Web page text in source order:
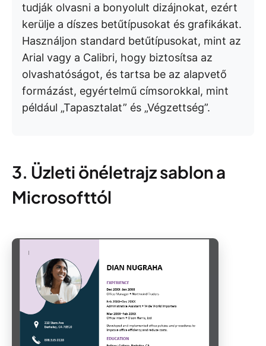
tudják olvasni a bonyolult dizájnokat, ezért
kerülje a díszes betűtípusokat és grafikákat.
Használjon standard betűtípusokat, mint az
Arial vagy a Calibri, hogy biztosítsa az
olvashatóságot, és tartsa be az alapvető
formázást, egyértelmű címsorokkal, mint
például „Tapasztalat” és „Végzettség”.
3. Üzleti önéletrajz sablon a
Microsofttól